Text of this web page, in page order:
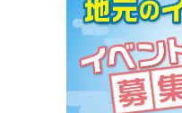
【ジモア限定①】
⇒8,800円（メン
（ミックル））
[有効期限]2026年9月30日
【ジモア読者特
理5品+2時間飲み